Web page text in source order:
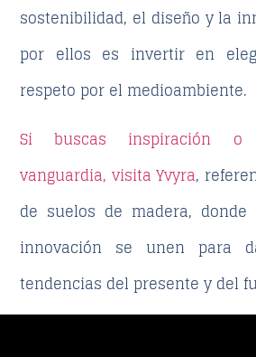
sostenibilidad, el diseño y la
por ellos es invertir en
respeto por el medioambiente.
Si buscas inspiración o
vanguardia, visita Yvyra,
de suelos de madera,
innovación se unen para
tendencias del presente y del